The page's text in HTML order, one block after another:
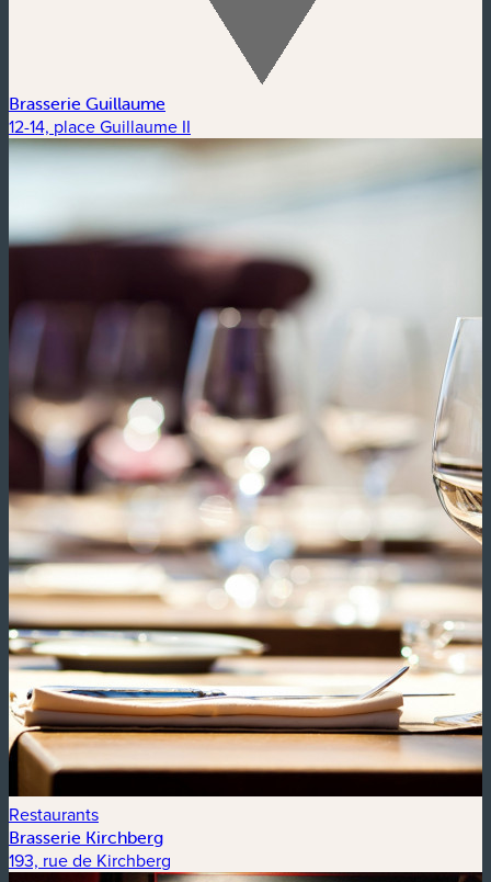
Brasserie Guillaume
12-14, place Guillaume II
Restaurants
Brasserie Kirchberg
193, rue de Kirchberg